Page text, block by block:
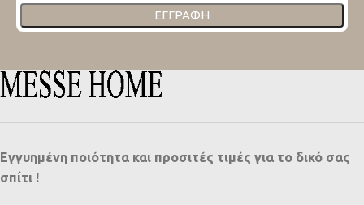
ΕΓΓΡΑΦΉ
Εγγυημένη ποιότητα και προσιτές τιμές για το δικό σας
σπίτι !